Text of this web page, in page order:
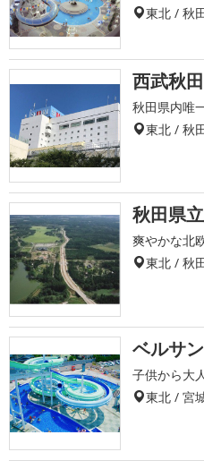
東北 / 秋
西武秋
秋田県内唯
東北 / 秋
秋田県
爽やかな北
東北 / 秋
ベルサ
子供から大
東北 / 宮